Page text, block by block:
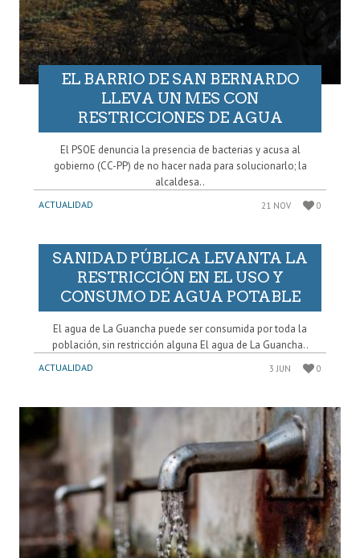
EL BARRIO DE SAN BERNARDO
LLEVA UN MES CON
RESTRICCIONES DE AGUA
El PSOE denuncia la presencia de bacterias y acusa al
gobierno (CC-PP) de no hacer nada para solucionarlo; la
alcaldesa..
ACTUALIDAD 21 NOV 0
SANIDAD PÚBLICA LEVANTA LA
RESTRICCIÓN EN EL USO Y
CONSUMO DE AGUA POTABLE
El agua de La Guancha puede ser consumida por toda la
población, sin restricción alguna El agua de La Guancha..
ACTUALIDAD 3 JUN 0